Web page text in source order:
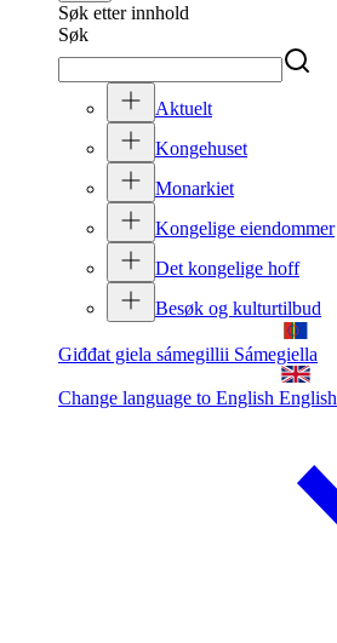
Søk etter innhold
Søk
Aktuelt
Kongehuset
Monarkiet
Kongelige eiendommer
Det kongelige hoff
Besøk og kulturtilbud
Giđđat giela sámegillii Sámegiella
Change language to English English